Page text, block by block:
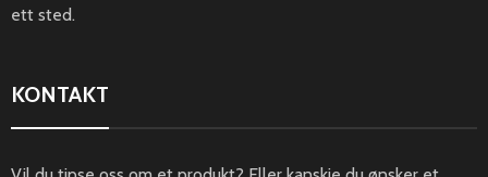
ett sted.
KONTAKT